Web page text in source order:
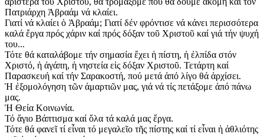
Πατριάρχη Ἀβραάμ νά κλαίει.
Γιατί νά κλαίει ὁ Ἀβραάμ; Γιατί δέν φρόντισε νά κάνει περισσότερα
καλά ἔργα πρός χάριν καί πρός δόξαν τοῦ Χριστοῦ καί γιά τήν ψυχή
του...
Τότε θά καταλάβομε τήν σημασία ἔχει ἡ πίστη, ἡ ἐλπίδα στόν
Χριστό, ἡ ἀγάπη, ἡ νηστεία εἰς δόξαν Χριστοῦ. Τετάρτη καί
Παρασκευή καί τήν Σαρακοστή, πού μετά ἀπό λίγο θά ἀρχίσει.
Ἡ ἐξομολόγηση τῶν ἁμαρτιῶν μας, γιά νά τίς πετάξομε ἀπό πάνω
μας.
Ἡ Θεία Κοινωνία.
Τό ἅγιο Βάπτισμα καί ὅλα τά καλά μας ἔργα.
Τότε θά φανεῖ τί εἶναι τό μεγαλεῖο τῆς πίστης καί τί εἶναι ἡ ἀθλιότης